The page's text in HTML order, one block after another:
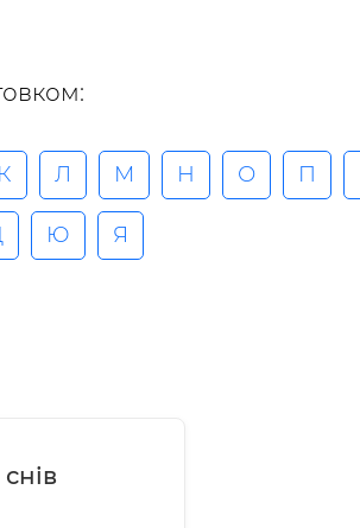
К Л М Н О П
Ю Я